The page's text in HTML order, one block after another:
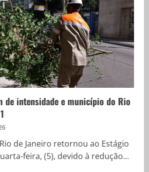
de intensidade e município do Rio
de Janeiro retornou ao Estágio
feira, (5), devido à redução...